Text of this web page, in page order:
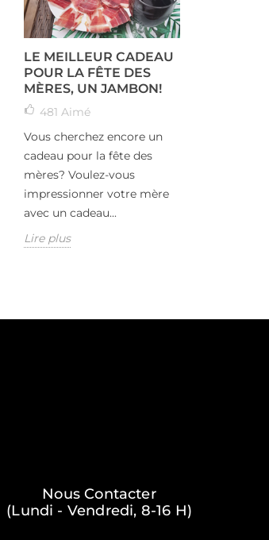
LE MEILLEUR CADEAU
POUR LA FÊTE DES
MÈRES, UN JAMBON!
481 Aimé
Vous cherchez encore un
cadeau pour la fête des
mères? Voulez-vous
impressionner votre mère
avec un cadeau...
Lire plus
Nous Contacter
(Lundi - Vendredi, 8-16 H)